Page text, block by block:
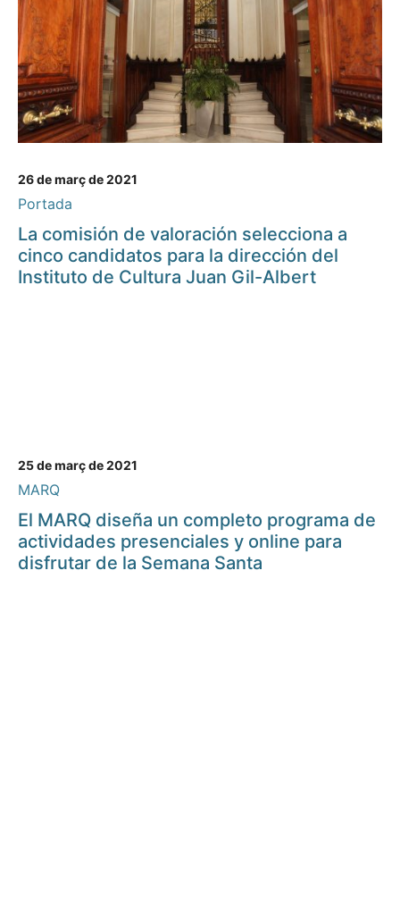
26 de març de 2021
Portada
La comisión de valoración selecciona a
cinco candidatos para la dirección del
Instituto de Cultura Juan Gil-Albert
25 de març de 2021
MARQ
El MARQ diseña un completo programa de
actividades presenciales y online para
disfrutar de la Semana Santa